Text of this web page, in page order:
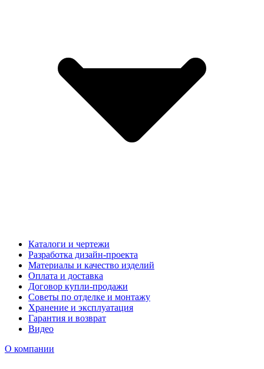
Каталоги и чертежи
Разработка дизайн-проекта
Материалы и качество изделий
Оплата и доставка
Договор купли-продажи
Советы по отделке и монтажу
Хранение и эксплуатация
Гарантия и возврат
Видео
О компании